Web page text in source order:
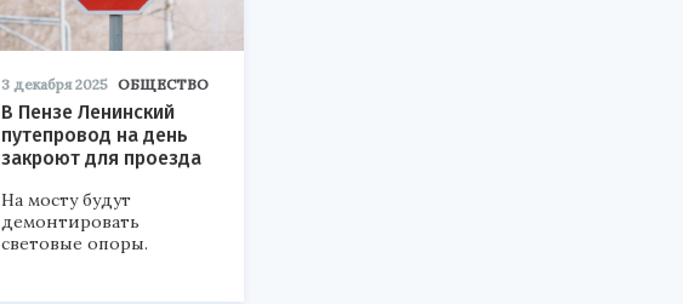
3 декабря 2025 ОБЩЕСТВО
В Пензе Ленинский
путепровод на день
закроют для проезда
На мосту будут
демонтировать
световые опоры.